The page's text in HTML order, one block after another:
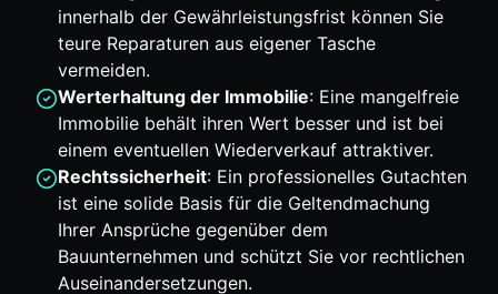
innerhalb der Gewährleistungsfrist können Sie
teure Reparaturen aus eigener Tasche
vermeiden.
Werterhaltung der Immobilie: Eine mangelfreie
Immobilie behält ihren Wert besser und ist bei
einem eventuellen Wiederverkauf attraktiver.
Rechtssicherheit: Ein professionelles Gutachten
ist eine solide Basis für die Geltendmachung
Ihrer Ansprüche gegenüber dem
Bauunternehmen und schützt Sie vor rechtlichen
Auseinandersetzungen.